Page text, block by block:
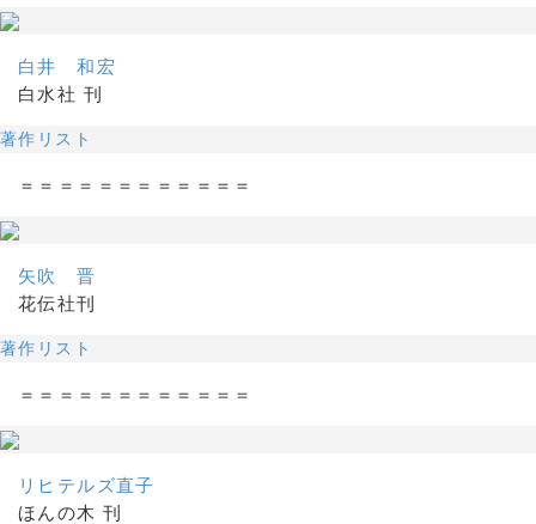
白井 和宏
白水社 刊
著作リスト
＝＝＝＝＝＝＝＝＝＝＝＝
矢吹 晋
花伝社刊
著作リスト
＝＝＝＝＝＝＝＝＝＝＝＝
リヒテルズ直子
ほんの木 刊